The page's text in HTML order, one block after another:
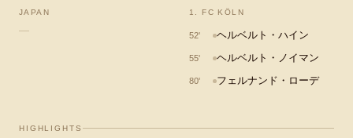
JAPAN
—
1. FC KÖLN
52' ヘルベルト・ハイン
55' ヘルベルト・ノイマン
80' フェルナンド・ローデ
HIGHLIGHTS